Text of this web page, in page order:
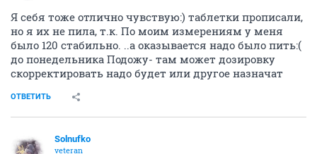
Я себя тоже отлично чувствую:) таблетки прописали,
но я их не пила, т.к. По моим измерениям у меня
было 120 стабильно. ..а оказывается надо было пить:(
до понедельника Подожу- там может дозировку
скорректировать надо будет или другое назначат
ОТВЕТИТЬ
Solnufko
veteran